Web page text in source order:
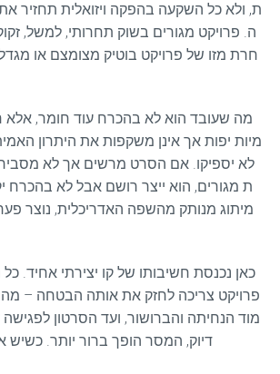
ת, ולא כל השקעה בהפקה ויזואלית תחזיר
ה. פרויקט מגורים בשוק תחרותי, למשל,
חרת מזו של פרויקט בוטיק מצומצם או
מה שעובד הוא לא בהכרח עוד חומר, אלא
לא יספיקו. אם הסרט מרשים אך לא מסביר
ת מגורים, הוא ייצר רושם אבל לא בהכרח
מיתוג מנותק מהשפה האדריכלית, נוצר
כאן נכנסת חשיבותו של קו יצירתי אחיד.
פרויקט צריכה לחזק את אותה הבטחה –
דיוק, המסר הופך ברור יותר. כשיש